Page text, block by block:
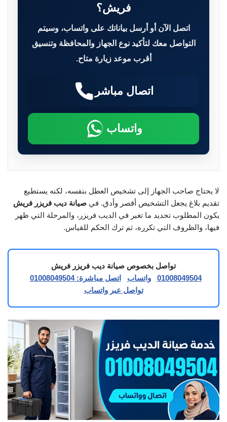
فريش؟
اتصل الآن أو أرسل بياناتك على واتساب، وسيتم
التواصل معك لتأكيد نوع الجهاز والمحافظة وتنسيق
أقرب موعد زيارة متاح.
اتصال مباشر
واتساب
لا يحتاج صاحب الجهاز إلى تشخيص العطل بنفسه، لكنه يستطيع
تقديم بلاغ يجعل التشخيص أقصر وأدق. في صيانة ديب فريزر فريش
يكون المطلوب تحديد ما تغير في الديب فريزر، والمرحلة التي ظهر
فيها، والظروف التي تكرره، ثم ترك الحكم للقياس.
تواصل بخصوص صيانة ديب فريزر فريش
01008049504
واتساب
اتصل مباشرة: 01008049504
تواصل عبر واتساب